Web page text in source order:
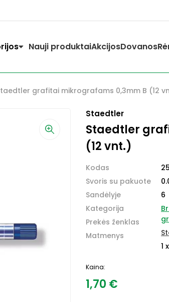
Nauji produktaiAkcijosDovanos
grafitai mikrografams 0,3mm B (12
Staedtler
Staedtler
(12 vnt.)
Kodas
Svoris su pakuote
Sandėlyje
Kategorija
Prekės ženklas
Matmenys
6
1
Kaina:
1,70 €